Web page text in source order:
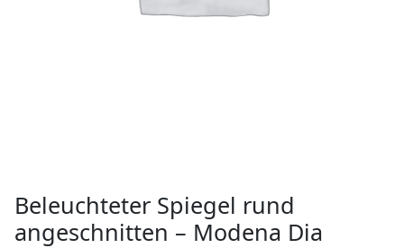
Beleuchteter Spiegel rund
angeschnitten – Modena Dia